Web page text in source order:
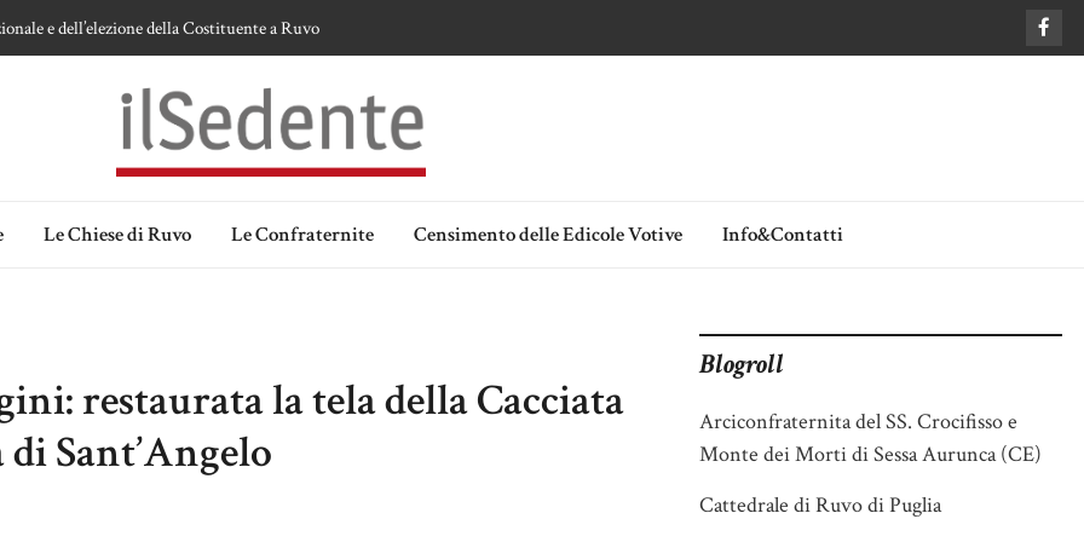
e dell’elezione della Costituente a Ruvo
Madonna delle Grazie di Ruvo di Puglia
Ipotesi e memorie.
Le Chiese di Ruvo Le Confraternite Censimento delle Edicole Votive Info&Contatti
restaurata la tela della Cacciata
Sant’Angelo
Blogroll
Arciconfraternita del SS. Crocifisso e
Monte dei Morti di Sessa Aurunca (CE)
Cattedrale di Ruvo di Puglia